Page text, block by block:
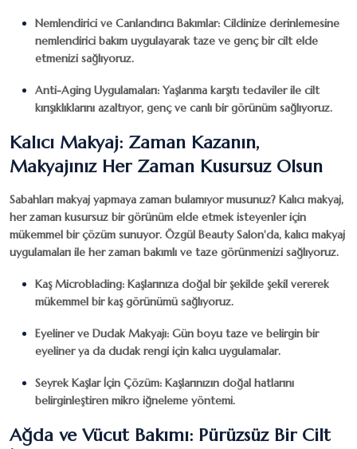
Nemlendirici ve Canlandırıcı Bakımlar: Cildinize derinlemesine
nemlendirici bakım uygulayarak taze ve genç bir cilt elde
etmenizi sağlıyoruz.
Anti-Aging Uygulamaları: Yaşlanma karşıtı tedaviler ile cilt
kırışıklıklarını azaltıyor, genç ve canlı bir görünüm sağlıyoruz.
Kalıcı Makyaj: Zaman Kazanın,
Makyajınız Her Zaman Kusursuz Olsun
Sabahları makyaj yapmaya zaman bulamıyor musunuz? Kalıcı makyaj,
her zaman kusursuz bir görünüm elde etmek isteyenler için
mükemmel bir çözüm sunuyor. Özgül Beauty Salon'da, kalıcı makyaj
uygulamaları ile her zaman bakımlı ve taze görünmenizi sağlıyoruz.
Kaş Microblading: Kaşlarınıza doğal bir şekilde şekil vererek
mükemmel bir kaş görünümü sağlıyoruz.
Eyeliner ve Dudak Makyajı: Gün boyu taze ve belirgin bir
eyeliner ya da dudak rengi için kalıcı uygulamalar.
Seyrek Kaşlar İçin Çözüm: Kaşlarınızın doğal hatlarını
belirginleştiren mikro iğneleme yöntemi.
Ağda ve Vücut Bakımı: Pürüzsüz Bir Cilt